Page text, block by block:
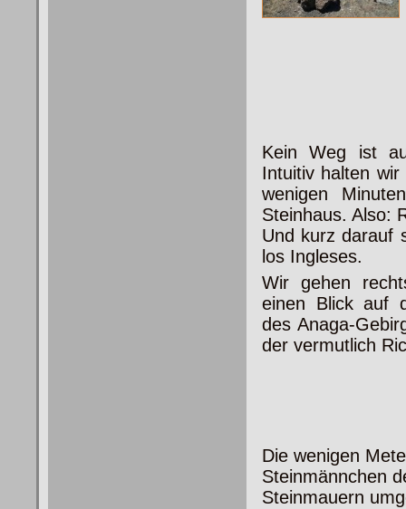
Kein Weg ist
Intuitiv halten
wenigen
Steinhaus. Also:
Und kurz darauf
los Ingleses.
Wir gehen
einen Blick auf
des Anaga-
der vermutlich
Die wenigen
Steinmännchen
Steinmauern